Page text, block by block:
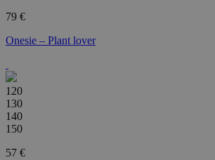
79 €
Onesie – Plant lover
120
130
140
150
57 €